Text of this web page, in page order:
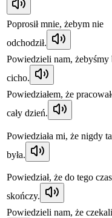
Poprosił mnie, żebym nie
odchodził.
Powiedzieli nam, żebyśmy
cicho.
Powiedziałem, że
cały dzień.
Powiedziała mi, że nigdy
była.
Powiedział, że do tego
skończy.
Powiedzieli nam, że